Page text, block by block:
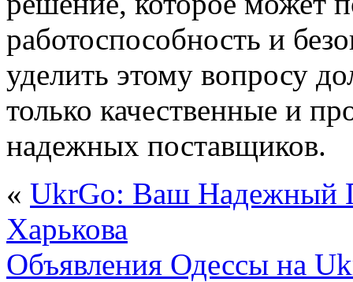
работоспособность и
уделить этому вопросу
только качественные и
надежных поставщиков.
« UkrGo: Ваш Надежный
Харькова
Объявления Одессы на